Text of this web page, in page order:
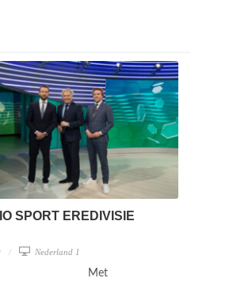
SPORT EREDIVISIE
Nederland 1
Met